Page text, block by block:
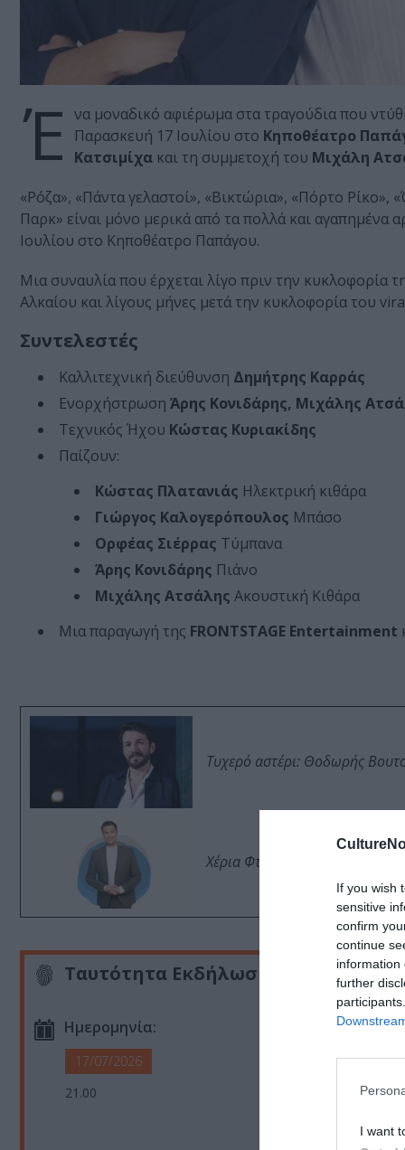
If you wish
sensitive
confirm
continue
information
further
I want
Έ να μοναδικό αφιέρωμα στα τραγούδια που
Παρασκευή 17 Ιουλίου στο Κηποθέατρο
Κατσιμίχα και τη συμμετοχή του Μιχάλη
«Ρόζα», «Πάντα γελαστοί», «Βικτώρια», «Πόρτο Ρίκο»,
Παρκ» είναι μόνο μερικά από τα πολλά και
Ιουλίου στο Κηποθέατρο Παπάγου.
Μια συναυλία που έρχεται λίγο πριν την κυκλοφορία
Αλκαίου και λίγους μήνες μετά την κυκλοφορία του
Συντελεστές
Καλλιτεχνική διεύθυνση Δημήτρης Καρράς
Ενορχήστρωση Άρης Κονιδάρης, Μιχάλης
Τεχνικός Ήχου Κώστας Κυριακίδης
Παίζουν:
Κώστας Πλατανιάς Ηλεκτρική κιθάρα
Γιώργος Καλογερόπουλος Μπάσο
Ορφέας Σιέρρας Τύμπανα
Άρης Κονιδάρης Πιάνο
Μιχάλης Ατσάλης Ακουστική Κιθάρα
Μια παραγωγή της FRONTSTAGE Entertainment
Τυχερό αστέρι: Θοδωρής
Χέρια Φτερά: Ο Μάριος
Ταυτότητα Εκδήλωσης
Ημερομηνία:
17/07/2026
21.00